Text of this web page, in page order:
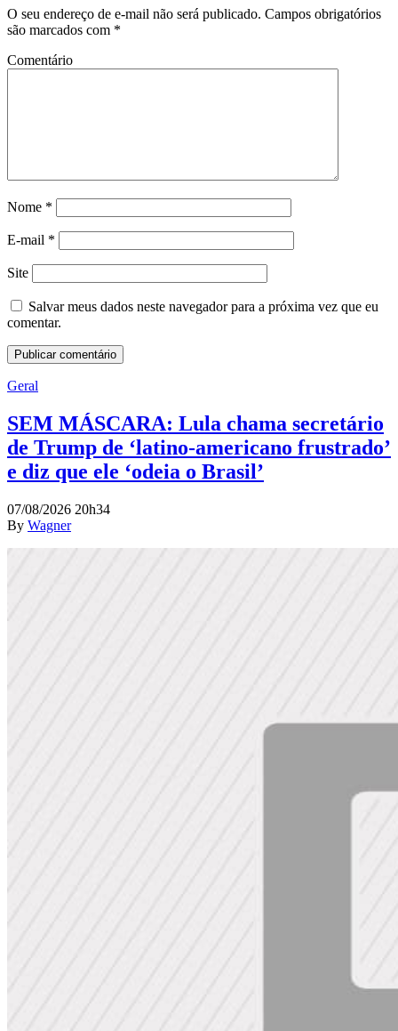
O seu endereço de e-mail não será publicado. Campos obrigatórios
são marcados com *
Comentário
Nome *
E-mail *
Site
Salvar meus dados neste navegador para a próxima vez que eu
comentar.
Geral
SEM MÁSCARA: Lula chama secretário
de Trump de ‘latino-americano frustrado’
e diz que ele ‘odeia o Brasil’
07/08/2026 20h34
By Wagner